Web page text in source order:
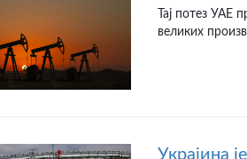
Тај потез УАЕ
великих
Украјина